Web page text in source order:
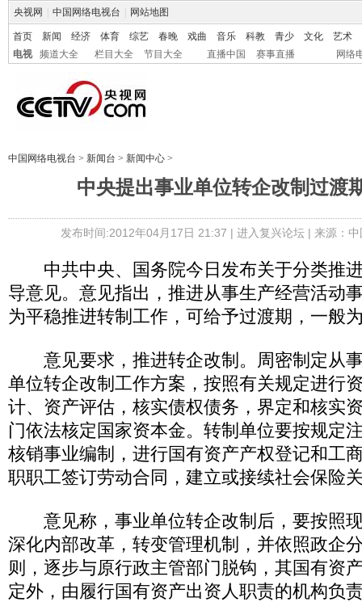
央视网 中国网络电视台 网站地图
首页 新闻 经济 体育 综艺 春晚 戏曲 音乐 科教 青少 文化
艺术
电视
频道大全 栏目大全 节目大全 直播中国 赛事直播 网络
中国网络电视台 > 新闻台 > 新闻中心 >
中央提出事业单位转企改制过渡
发布时间:2012年04月17日 21:37 | 进入复兴论坛| 来源：
中共中央、国务院今日发布关于分类推
导意见。意见指出，推进从事生产经营活动
为平稳推进转制工作，可给予过渡期，一般
意见要求，推进转企改制。周密制定从
单位转企改制工作方案，按照有关规定进行
计、资产评估，核实债权债务，界定和核实
门依法核定国家资本金。转制单位要按规定
核销事业编制，进行国有资产产权登记和工
职职工签订劳动合同，建立或接续社会保险
意见称，事业单位转企改制后，要按照
深化内部改革，转变管理机制，并依照政企
则，逐步与原行政主管部门脱钩，其国有资
定外，由履行国有资产出资人职责的机构负